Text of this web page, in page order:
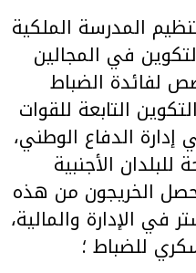
المدرسة الملكية
في المجالين
لفائدة الضباط
التابعة للقوات
الدفاع الوطني،
الأجنبية
الخريجون من هذه
في الإدارة والمالية،
للضباط ؛